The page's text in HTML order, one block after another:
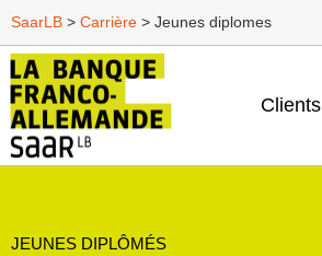
SaarLB > Carrière > Jeunes diplomes
Clients
JEUNES DIPLÔMÉS